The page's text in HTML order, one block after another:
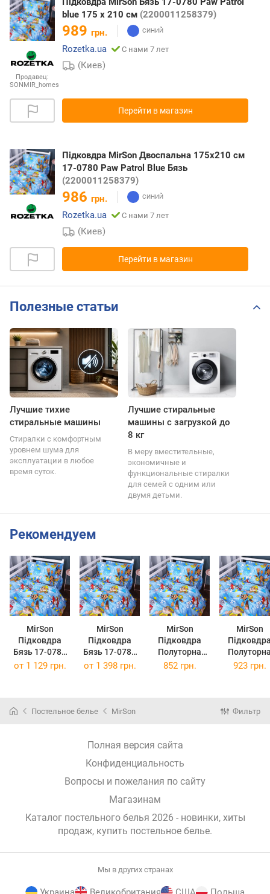
Продавец:
SONMIR_homes
blue 175 x 210 см (2200011258379)
989 грн.
Rozetka.ua
С нами 7 лет
(Киев)
Перейти в магазин
Підковдра MirSon Двоспальна 175х210 см
17-0780 Paw Patrol Blue Бязь
(2200011258379)
986 грн.
Rozetka.ua
С нами 7 лет
(Киев)
Перейти в магазин
Полезные статьи
Лучшие тихие
стиральные машины
Стиралки с комфортным
уровнем шума для
эксплуатации в любое
время суток.
Лучшие стиральные
машины с загрузкой до
8 кг
В меру вместительные,
экономичные и
функциональные стиралки
для семей с одним или
двумя детьми.
Рекомендуем
MirSon
Підковдра
Бязь 17-0780
Paw Patrol blue
MirSon
Підковдра
Бязь 17-0780
Paw Patrol blue
MirSon
Підковдра
Полуторна
143х210 см
MirSon
Євро
Бязь
от 1 129 грн. от 1 398 грн. 852 грн. 923 грн.
Постельное белье MirSon Фильтр
Полная версия сайта
Конфиденциальность
Вопросы и пожелания по сайту
Магазинам
Каталог постельного белья 2026 - новинки, хиты
продаж, купить постельное белье.
Мы в других странах